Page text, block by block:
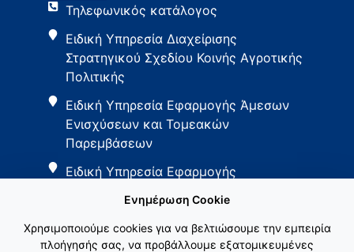
Τηλεφωνικός κατάλογος
Ειδική Υπηρεσία Διαχείρισης
Στρατηγικού Σχεδίου Κοινής Αγροτικής
Πολιτικής
Ειδική Υπηρεσία Εφαρμογής Άμεσων
Ενισχύσεων και Τομεακών
Παρεμβάσεων
Ειδική Υπηρεσία Εφαρμογής
Ενημέρωση Cookie
Χρησιμοποιούμε cookies για να βελτιώσουμε την εμπειρία
πλοήγησής σας, να προβάλλουμε εξατομικευμένες